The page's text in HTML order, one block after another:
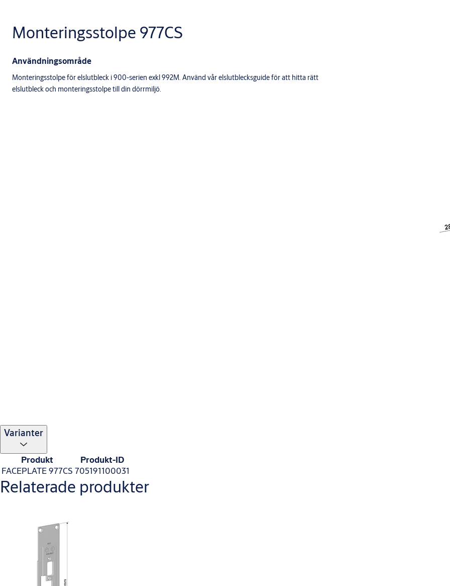
Monteringsstolpe 977CS
Användningsområde
Monteringsstolpe för elslutbleck i 900-serien exkl 992M. Använd vår elslutblecksguide för att hitta rätt
elslutbleck och monteringsstolpe till din dörrmiljö.
Varianter
Produkt
Produkt-ID
FACEPLATE 977CS 705191100031
Relaterade produkter